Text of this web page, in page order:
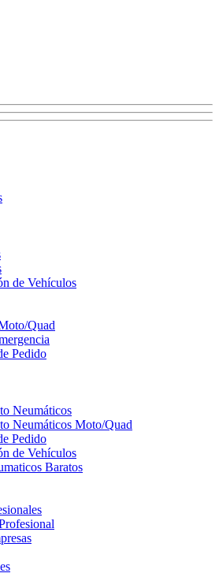
de Vehículos
Quad
Pedido
Neumáticos
Neumáticos Moto/Quad
Pedido
de Vehículos
Baratos